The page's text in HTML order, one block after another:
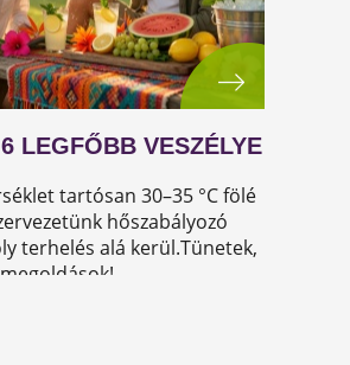
LEGFŐBB VESZÉLYE
tartósan 30–35 °C fölé
hőszabályozó
terhelés alá kerül.Tünetek,
megoldások!